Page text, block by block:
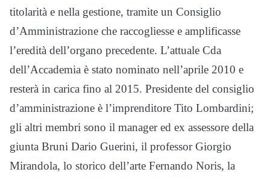
titolarità e nella gestione, tramite un Consiglio
d’Amministrazione che raccogliesse e amplificasse
l’eredità dell’organo precedente. L’attuale Cda
dell’Accademia è stato nominato nell’aprile 2010 e
resterà in carica fino al 2015. Presidente del consiglio
d’amministrazione è l’imprenditore Tito Lombardini;
gli altri membri sono il manager ed ex assessore della
giunta Bruni Dario Guerini, il professor Giorgio
Mirandola, lo storico dell’arte Fernando Noris, la